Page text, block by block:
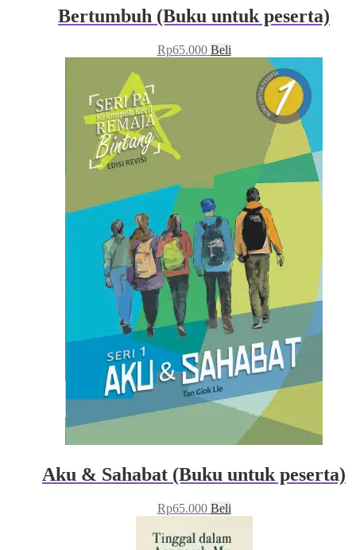
Bertumbuh (Buku untuk peserta)
Rp65.000 Beli
Aku & Sahabat (Buku untuk peserta)
Rp65.000 Beli